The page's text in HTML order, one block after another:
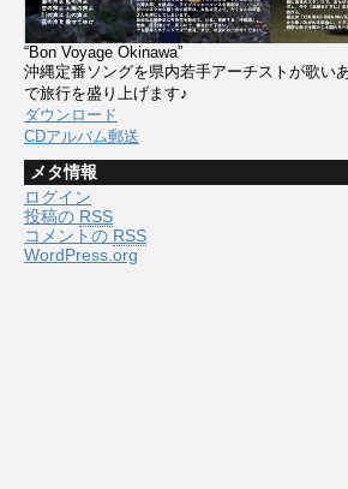
“Bon Voyage Okinawa”
沖縄定番ソングを県内若手アーチストが歌い
で旅行を盛り上げます♪
ダウンロード
CDアルバム郵送
メタ情報
ログイン
投稿の RSS
コメントの RSS
WordPress.org